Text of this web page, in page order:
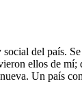
del país.
ellos de mí;
Un país